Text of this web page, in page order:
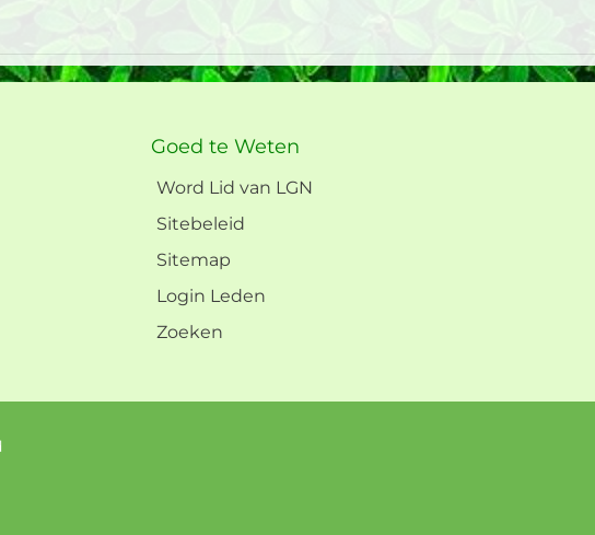
Goed te Weten
Word Lid van LGN
Sitebeleid
Sitemap
Login Leden
Zoeken